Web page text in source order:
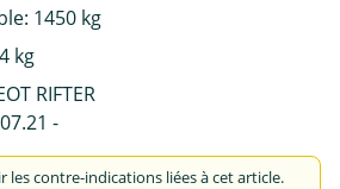
1450 kg
kg
RIFTER
-
les contre-indications liées à cet article.